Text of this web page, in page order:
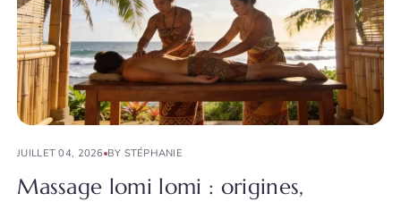
JUILLET 04, 2026 BY STÉPHANIE
Massage lomi lomi : origines,